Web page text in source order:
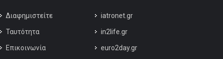
Διαφημιστείτε
Ταυτότητα
Επικοινωνία
iatronet.gr
in2life.gr
euro2day.gr